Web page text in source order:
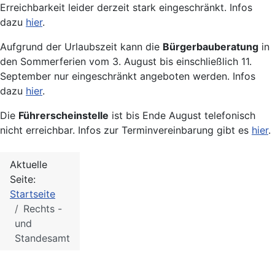
Erreichbarkeit leider derzeit stark eingeschränkt. Infos
dazu hier.
Aufgrund der Urlaubszeit kann die Bürgerbauberatung in
den Sommerferien vom 3. August bis einschließlich 11.
September nur eingeschränkt angeboten werden. Infos
dazu hier.
Die Führerscheinstelle ist bis Ende August telefonisch
nicht erreichbar. Infos zur Terminvereinbarung gibt es hier.
Aktuelle
Seite:
Startseite
Rechts -
und
Standesamt